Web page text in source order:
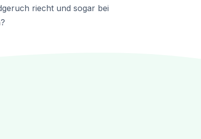
riecht und sogar bei